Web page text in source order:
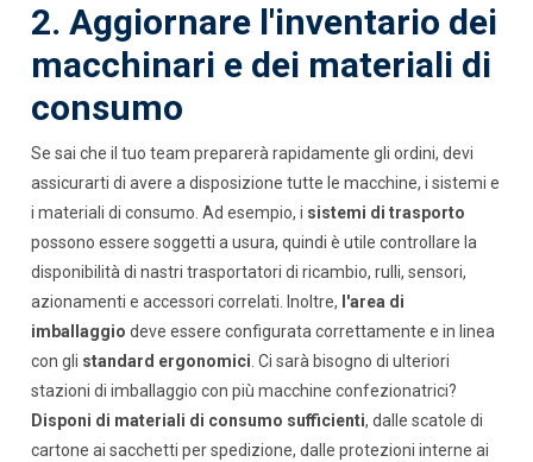
2. Aggiornare l'inventario dei
macchinari e dei materiali di
consumo
Se sai che il tuo team preparerà rapidamente gli ordini, devi
assicurarti di avere a disposizione tutte le macchine, i sistemi e
i materiali di consumo. Ad esempio, i sistemi di trasporto
possono essere soggetti a usura, quindi è utile controllare la
disponibilità di nastri trasportatori di ricambio, rulli, sensori,
azionamenti e accessori correlati. Inoltre, l'area di
imballaggio deve essere configurata correttamente e in linea
con gli standard ergonomici. Ci sarà bisogno di ulteriori
stazioni di imballaggio con più macchine confezionatrici?
Disponi di materiali di consumo sufficienti, dalle scatole di
cartone ai sacchetti per spedizione, dalle protezioni interne ai